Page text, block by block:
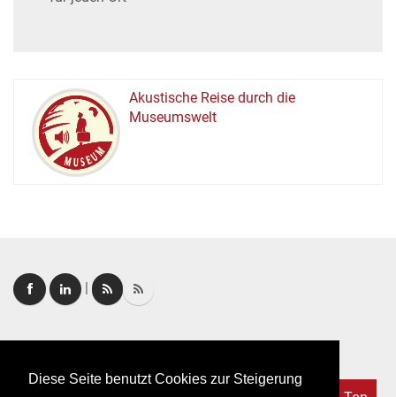
Diese Seite benutzt Cookies zur Steigerung
MUSEUM
Akustische Reise durch die
Museumswelt